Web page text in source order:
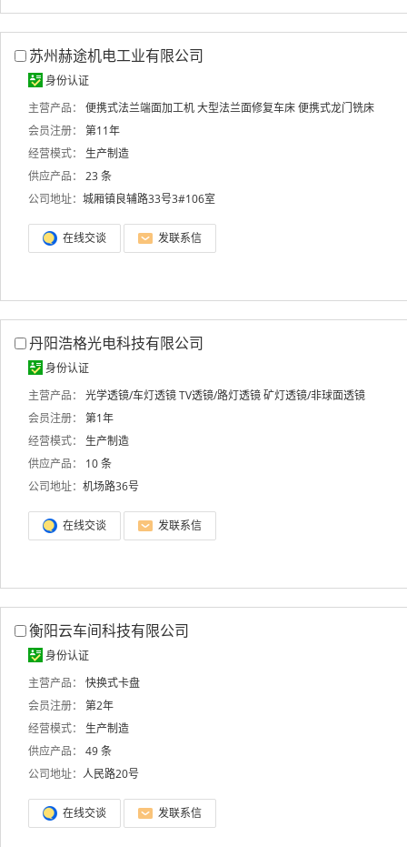
苏州赫途机电工业有限公司
身份认证
主营产品：
便携式法兰端面加工机大型法兰面修复车床便携式龙门铣床
会员注册：
第11年
经营模式：
生产制造
供应产品：
23 条
公司地址： 城厢镇良辅路33号3#106室
在线交谈 发联系信
丹阳浩格光电科技有限公司
身份认证
主营产品：
光学透镜/车灯透镜TV透镜/路灯透镜矿灯透镜/非球面透镜
会员注册：
第1年
经营模式：
生产制造
供应产品：
10 条
公司地址： 机场路36号
在线交谈 发联系信
衡阳云车间科技有限公司
身份认证
主营产品：
快换式卡盘
会员注册：
第2年
经营模式：
生产制造
供应产品：
49 条
公司地址： 人民路20号
在线交谈 发联系信